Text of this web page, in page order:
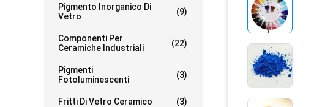
Pigmento Inorganico Di
Vetro
(9)
Componenti Per
Ceramiche Industriali
(22)
Pigmenti
Fotoluminescenti
(3)
Fritti Di Vetro Ceramico (3)